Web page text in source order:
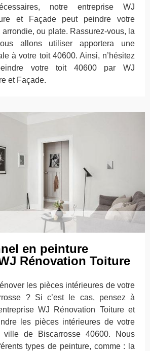
notre entreprise WJ
et Façade peut peindre votre
arrondie, ou plate. Rassurez-vous, la
allons utiliser apportera une
à votre toit 40600. Ainsi, n’hésitez
votre toit 40600 par WJ
et Façade.
en peinture
Rénovation Toiture
les pièces intérieures de votre
? Si c’est le cas, pensez à
WJ Rénovation Toiture et
les pièces intérieures de votre
de Biscarrosse 40600. Nous
types de peinture, comme : la